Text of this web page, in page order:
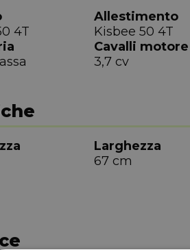
4T
Allestimento
Kisbee 50 4T
Cavalli motore
3,7 cv
Larghezza
67 cm